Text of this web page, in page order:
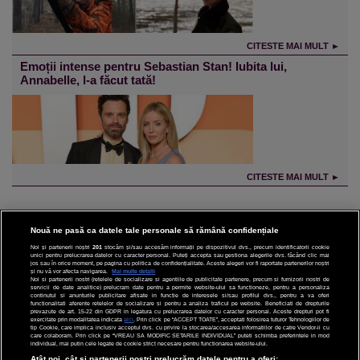
CITESTE MAI MULT ►
Emoții intense pentru Sebastian Stan! Iubita lui,
Annabelle, l-a făcut tată!
CITESTE MAI MULT ►
CINEMA
DIVERTISMENT
STIRI
TEHNOLOGIE
Nouă ne pasă ca datele tale personale să rămână confidențiale
Noi și partenerii noștri 201 stocăm și/sau accesăm informații pe dispozitivul dvs., precum identificatorii cookie
unici pentru prelucrarea datelor cu caracter personal. Puteți accepta sau gestiona alegerile dvs. făcând clic mai
jos sau în orice moment, pe pagina cu politica de confidențialitate. Aceste alegeri vor fi raportate partenerilor noștri
și nu vă vor afecta navigarea.
Mai multe detalii
Noi si partenerii nostri (retelele de socializare si agentiile de publicitate partenere, precum si furnizorii nostri de
servicii de date analitice) prelucram date pentru a permite website-ului sa functioneze, pentru a personaliza
continutul si anunturile publicitare afisate in functie de interesele si/sau profilul dvs., pentru a va oferi
functionalitati aferente retelelor de socializare si pentru a analiza traficul pe website. Beneficiati de drepturile
prevazute de art. 15-22 din GDPR in legatura cu prelucrarea datelor cu caracter personal. Aceste drepturi pot fi
exercitate prin modalitatea indicataaici . Prin click pe “ACCEPT TOATE”, acceptati folosirea tuturor Tehnologiilor de
tip Cookie, care implica inclusiv acceptul dvs. cu privire la stocarea/accesarea informatiilor de catre Vendor-ii cu
care colaboram. Prin click pe “VREAU SA MODIFIC SETARILE INDIVIDUAL” puteti schimba preferintele in mod
individual, mai putin cele legate de cookie strict necesare pentru functionarea website-ului.